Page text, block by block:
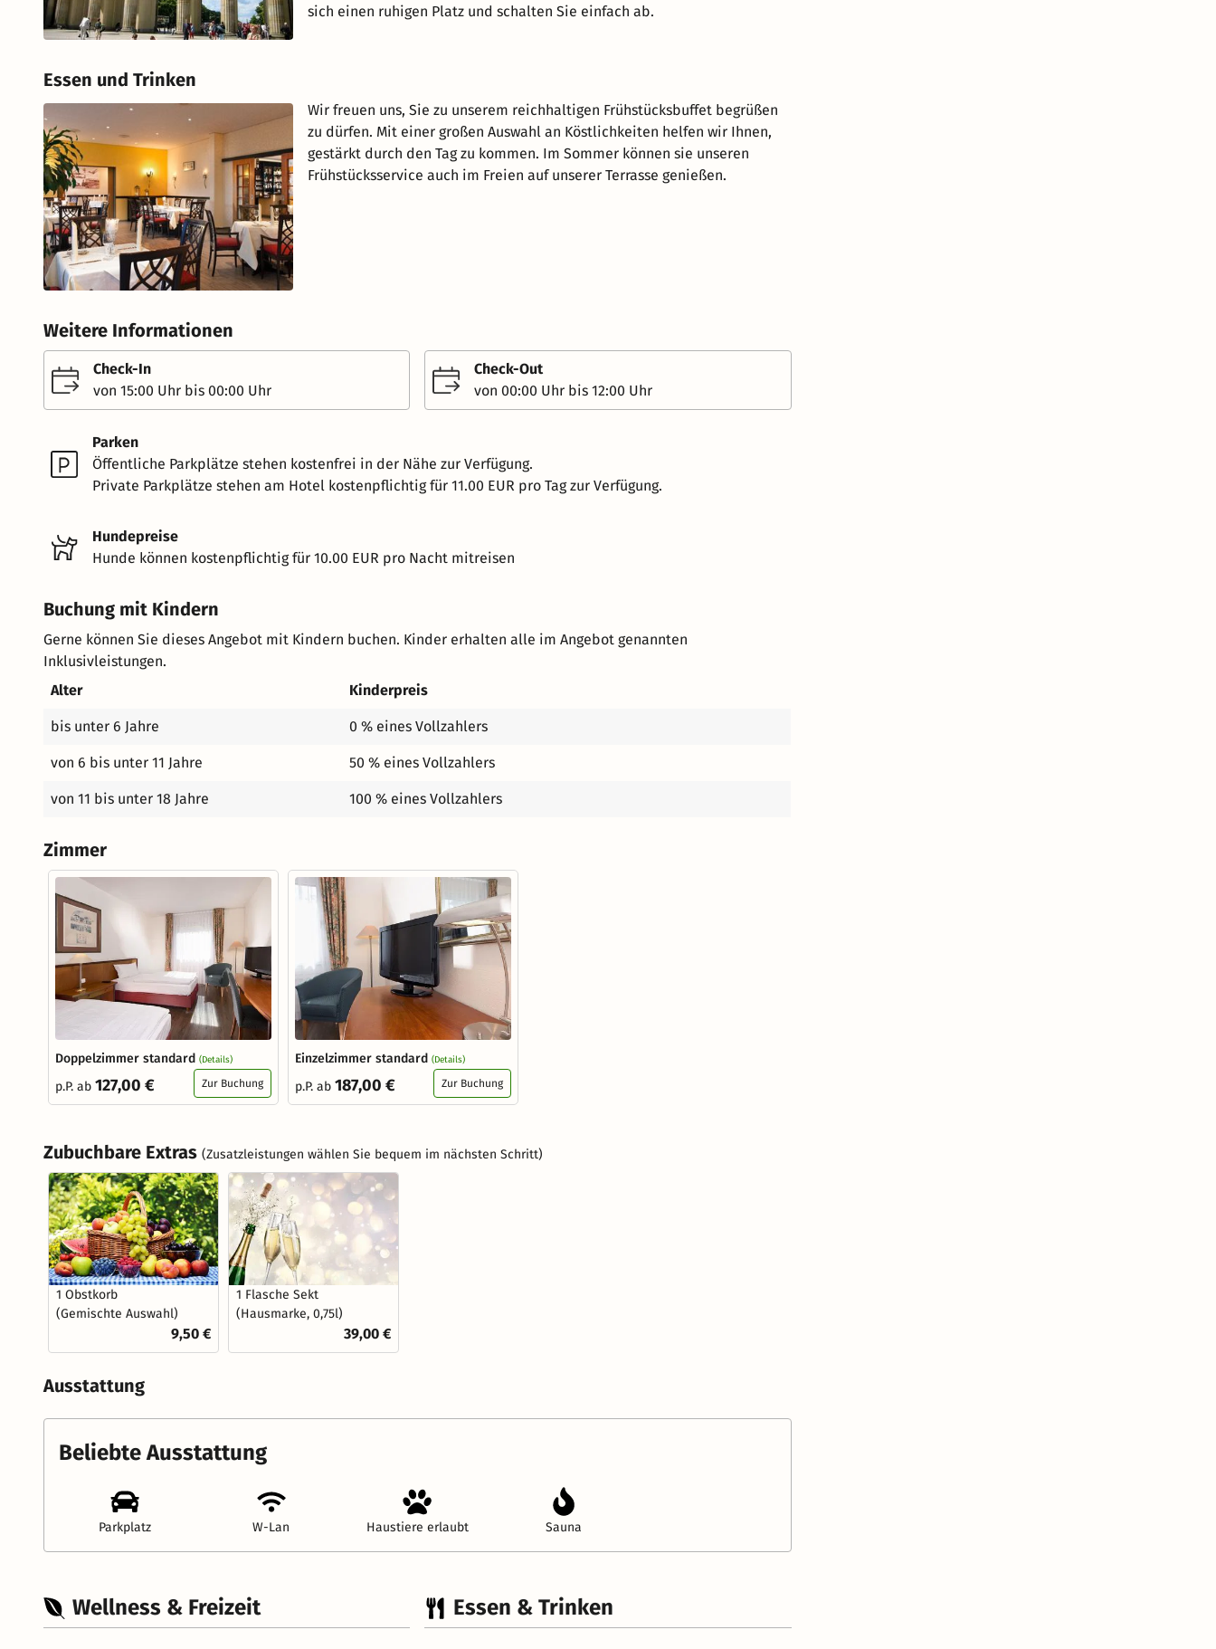
sich einen ruhigen Platz und schalten Sie einfach ab.
Essen und Trinken
Wir freuen uns, Sie zu unserem reichhaltigen Frühstücksbuffet begrüßen
zu dürfen. Mit einer großen Auswahl an Köstlichkeiten helfen wir Ihnen,
gestärkt durch den Tag zu kommen. Im Sommer können sie unseren
Frühstücksservice auch im Freien auf unserer Terrasse genießen.
Weitere Informationen
Check-In
von 15:00 Uhr bis 00:00 Uhr
Check-Out
von 00:00 Uhr bis 12:00 Uhr
Parken
Öffentliche Parkplätze stehen kostenfrei in der Nähe zur Verfügung.
Private Parkplätze stehen am Hotel kostenpflichtig für 11.00 EUR pro Tag zur Verfügung.
Hundepreise
Hunde können kostenpflichtig für 10.00 EUR pro Nacht mitreisen
Buchung mit Kindern
Gerne können Sie dieses Angebot mit Kindern buchen. Kinder erhalten alle im Angebot genannten
Inklusivleistungen.
Alter
Kinderpreis
bis unter 6 Jahre 0 % eines Vollzahlers
von 6 bis unter 11 Jahre 50 % eines Vollzahlers
von 11 bis unter 18 Jahre 100 % eines Vollzahlers
Zimmer
Doppelzimmer standard (Details)
p.P. ab 127,00 € Zur Buchung
Einzelzimmer standard (Details)
p.P. ab 187,00 € Zur Buchung
Zubuchbare Extras (Zusatzleistungen wählen Sie bequem im nächsten Schritt)
1 Obstkorb
(Gemischte Auswahl)
9,50 €
1 Flasche Sekt
(Hausmarke, 0,75l)
39,00 €
Ausstattung
Beliebte Ausstattung
Parkplatz W-Lan Haustiere erlaubt Sauna
Wellness & Freizeit Essen & Trinken